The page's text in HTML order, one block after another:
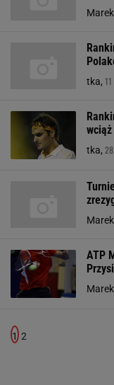
tka,
tka,
ATP
1 2